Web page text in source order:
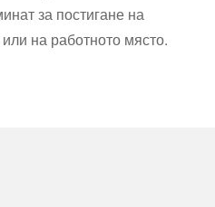
за постигане на
на работното място.